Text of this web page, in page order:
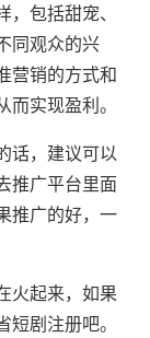
包括甜宠、‌
同观众的兴
营销的方式和
实现盈利。‌
话，建议可以
推广平台里面
推广的好，一
火起来，如果
剧注册吧。